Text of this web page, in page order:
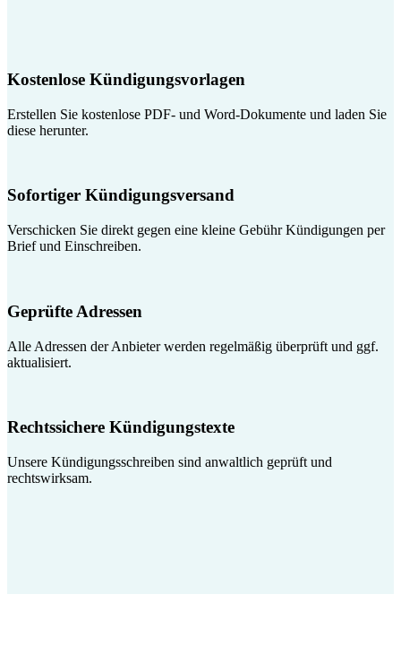
Kostenlose Kündigungsvorlagen
Erstellen Sie kostenlose PDF- und Word-Dokumente und laden Sie
diese herunter.
Sofortiger Kündigungsversand
Verschicken Sie direkt gegen eine kleine Gebühr Kündigungen per
Brief und Einschreiben.
Geprüfte Adressen
Alle Adressen der Anbieter werden regelmäßig überprüft und ggf.
aktualisiert.
Rechtssichere Kündigungstexte
Unsere Kündigungsschreiben sind anwaltlich geprüft und
rechtswirksam.